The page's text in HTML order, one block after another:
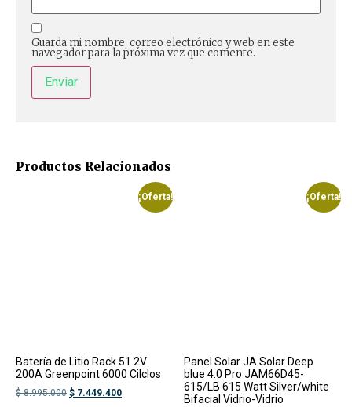
Productos Relacionados
¡Oferta!
Batería de Litio Rack 51.2V
200A Greenpoint 6000 Cilclos
$8.995.000 $ 7.449.400
¡Oferta!
Panel Solar JA Solar Deep
blue 4.0 Pro JAM66D45-
615/LB 615 Watt Silver/white
Bifacial Vidrio-Vidrio
Guarda mi nombre, correo electrónico y web en este
navegador para la próxima vez que comente.